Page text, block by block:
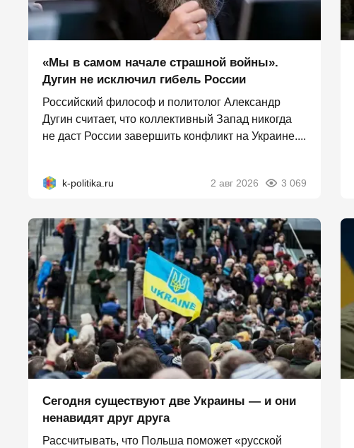
«Мы в самом начале страшной войны».
Дугин не исключил гибель России
Российский философ и политолог Александр
Дугин считает, что коллективный Запад никогда
не даст России завершить конфликт на Украине....
k-politika.ru 2 авг 2026 3 069
Сегодня существуют две Украины — и они
ненавидят друг друга
Рассчитывать, что Польша поможет «русской